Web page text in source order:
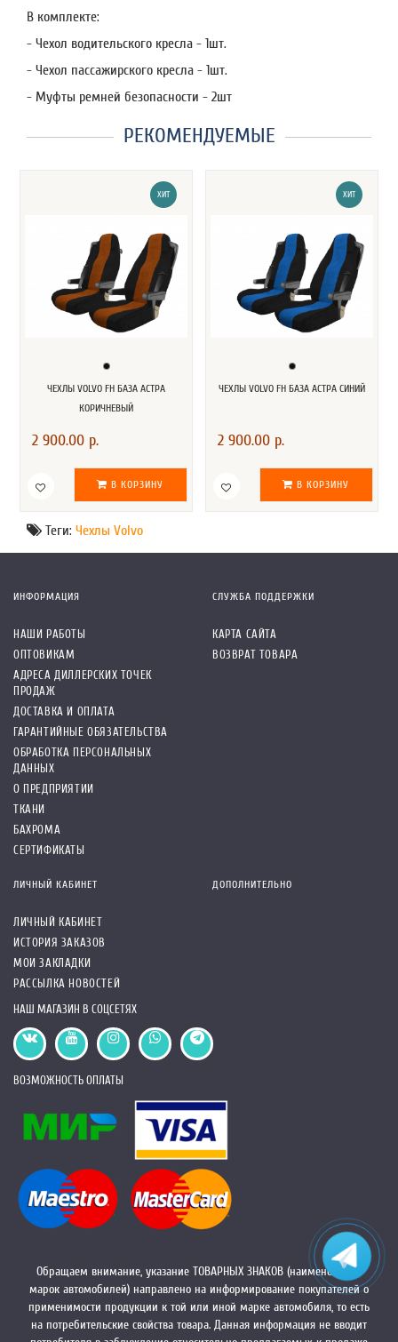
В комплекте:
- Чехол водительского кресла - 1шт.
- Чехол пассажирского кресла - 1шт.
- Муфты ремней безопасности - 2шт
РЕКОМЕНДУЕМЫЕ
ХИТ
ЧЕХЛЫ VOLVO FH БАЗА АСТРА
КОРИЧНЕВЫЙ
2 900.00 р.
В КОРЗИНУ
ХИТ
ЧЕХЛЫ VOLVO FH БАЗА АСТРА СИНИЙ
2 900.00 р.
В КОРЗИНУ
Теги: Чехлы Volvo
ИНФОРМАЦИЯ
НАШИ РАБОТЫ
ОПТОВИКАМ
АДРЕСА ДИЛЛЕРСКИХ ТОЧЕК
ПРОДАЖ
ДОСТАВКА И ОПЛАТА
ГАРАНТИЙНЫЕ ОБЯЗАТЕЛЬСТВА
ОБРАБОТКА ПЕРСОНАЛЬНЫХ
ДАННЫХ
О ПРЕДПРИЯТИИ
ТКАНИ
БАХРОМА
СЕРТИФИКАТЫ
СЛУЖБА ПОДДЕРЖКИ
КАРТА САЙТА
ВОЗВРАТ ТОВАРА
ЛИЧНЫЙ КАБИНЕТ
ЛИЧНЫЙ КАБИНЕТ
ИСТОРИЯ ЗАКАЗОВ
МОИ ЗАКЛАДКИ
РАССЫЛКА НОВОСТЕЙ
ДОПОЛНИТЕЛЬНО
НАШ МАГАЗИН В СОЦСЕТЯХ
ВОЗМОЖНОСТЬ ОПЛАТЫ
Обращаем внимание, указание ТОВАРНЫХ ЗНАКОВ (наименований
марок автомобилей) направлено на информирование покупателей о
применимости продукции к той или иной марке автомобиля, то есть
на потребительские свойства товара. Данная информация не вводит